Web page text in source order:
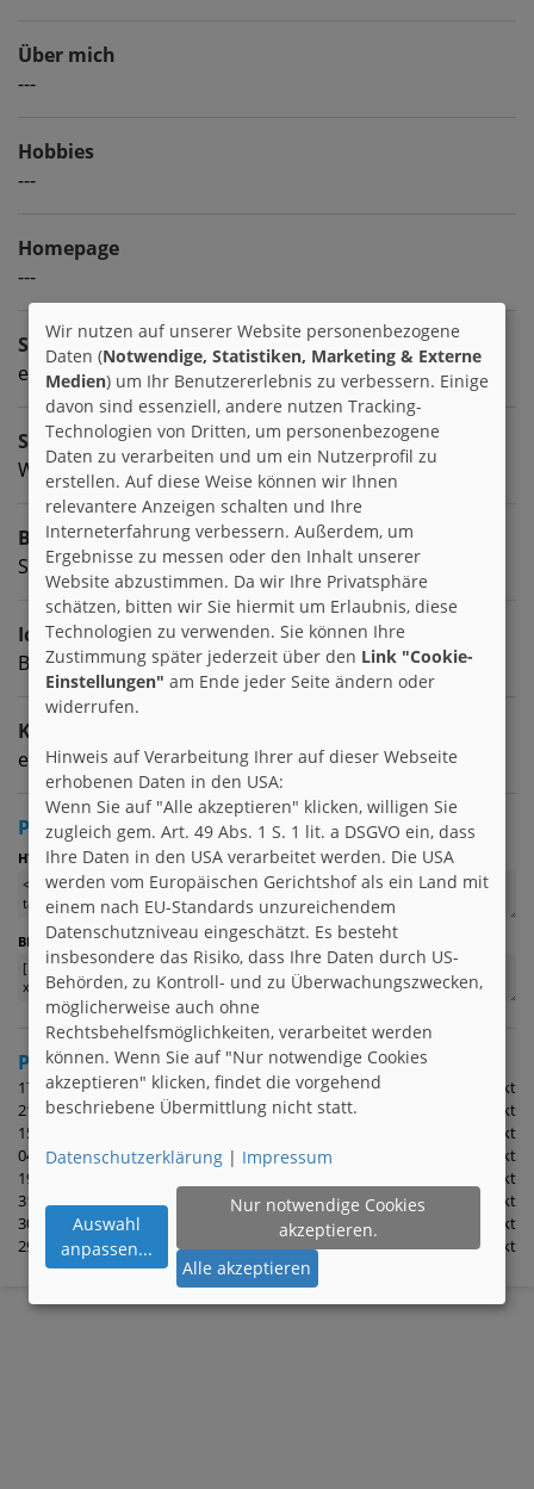
Über mich
---
Hobbies
---
Homepage
---
Sprachen
englisch deutsch
Sternzeichen
Widder
Beruf
Schule
Ich suche
Brieffreunde zwischen 17 & 99
Kontaktart
egal | egal
Profil verlinken
HTML:
BBCode(z. B. für Foren)
Punktehistorie (die letzten 10 Aktionen)
17.07.20
Login
1 Punkt
21.05.18
Login
1 Punkt
15.03.18
1 Punkt
04.03.18
Login
1 Punkt
19.02.18
1 Punkt
31.01.18
Login
1 Punkt
30.01.18
1 Punkt
29.01.18
Login 1 Punkt
Wir nutzen auf unserer Website personenbezogene
Daten (Notwendige, Statistiken, Marketing & Externe
Medien) um Ihr Benutzererlebnis zu verbessern. Einige
davon sind essenziell, andere nutzen Tracking-
Technologien von Dritten, um personenbezogene
Daten zu verarbeiten und um ein Nutzerprofil zu
erstellen. Auf diese Weise können wir Ihnen
relevantere Anzeigen schalten und Ihre
Interneterfahrung verbessern. Außerdem, um
Ergebnisse zu messen oder den Inhalt unserer
Website abzustimmen. Da wir Ihre Privatsphäre
schätzen, bitten wir Sie hiermit um Erlaubnis, diese
Technologien zu verwenden. Sie können Ihre
Zustimmung später jederzeit über den Link "Cookie-
Einstellungen" am Ende jeder Seite ändern oder
widerrufen.
Hinweis auf Verarbeitung Ihrer auf dieser Webseite
erhobenen Daten in den USA:
Wenn Sie auf "Alle akzeptieren" klicken, willigen Sie
zugleich gem. Art. 49 Abs. 1 S. 1 lit. a DSGVO ein, dass
Ihre Daten in den USA verarbeitet werden. Die USA
werden vom Europäischen Gerichtshof als ein Land mit
einem nach EU-Standards unzureichendem
Datenschutzniveau eingeschätzt. Es besteht
insbesondere das Risiko, dass Ihre Daten durch US-
Behörden, zu Kontroll- und zu Überwachungszwecken,
möglicherweise auch ohne
Rechtsbehelfsmöglichkeiten, verarbeitet werden
können. Wenn Sie auf "Nur notwendige Cookies
akzeptieren" klicken, findet die vorgehend
beschriebene Übermittlung nicht statt.
Datenschutzerklärung | Impressum
Auswahl
anpassen...
Nur notwendige Cookies
akzeptieren.
Alle akzeptieren